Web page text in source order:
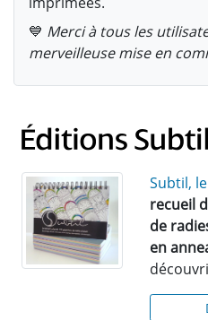
💙 Merci à tous les
merveilleuse mise en
Subtil,
recueil
de
en